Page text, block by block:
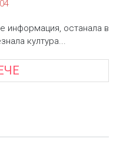
информация, останала в
култура...